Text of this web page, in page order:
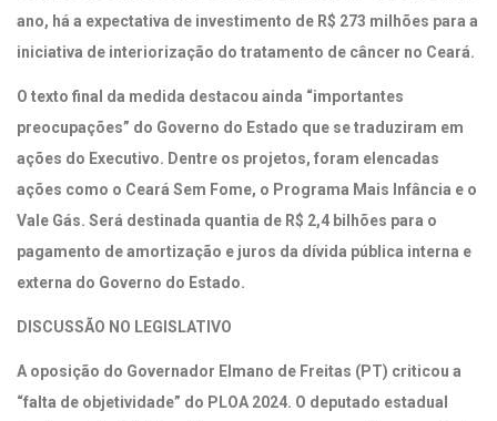
ano, há a expectativa de investimento de R$ 273 milhões para a
iniciativa de interiorização do tratamento de câncer no Ceará.
O texto final da medida destacou ainda “importantes
preocupações” do Governo do Estado que se traduziram em
ações do Executivo. Dentre os projetos, foram elencadas
ações como o Ceará Sem Fome, o Programa Mais Infância e o
Vale Gás. Será destinada quantia de R$ 2,4 bilhões para o
pagamento de amortização e juros da dívida pública interna e
externa do Governo do Estado.
DISCUSSÃO NO LEGISLATIVO
A oposição do Governador Elmano de Freitas (PT) criticou a
“falta de objetividade” do PLOA 2024. O deputado estadual